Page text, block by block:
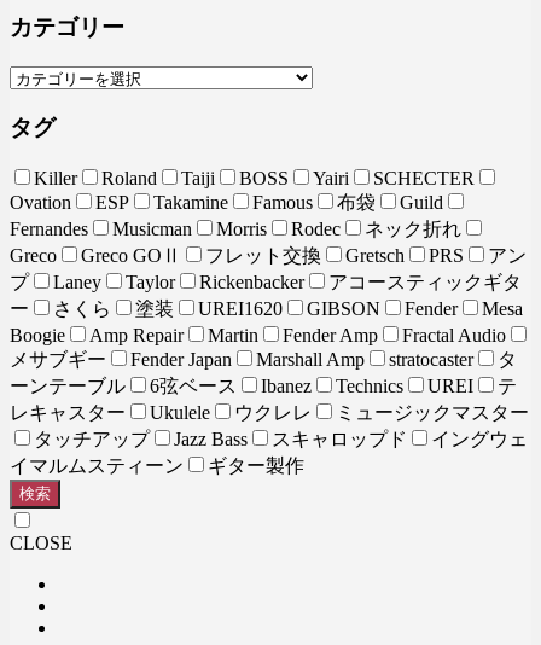
カテゴリー
タグ
Killer Roland Taiji BOSS Yairi
SCHECTER
Ovation
ESP Takamine Famous 布袋
Guild
Fernandes
Musicman Morris Rodec
ネック折れ
Greco
Greco GOⅡ フレット交換 Gretsch PRS
アン
プ
Laney Taylor Rickenbacker
アコースティックギタ
ー
さくら 塗装 UREI1620 GIBSON Fender
Mesa
Boogie
Amp Repair Martin Fender Amp
Fractal Audio
メサブギー
Fender Japan Marshall Amp stratocaster
タ
ーンテーブル
6弦ベース Ibanez Technics UREI
テ
レキャスター
Ukulele ウクレレ
ミュージックマスター
タッチアップ
Jazz Bass スキャロップド
イングウェ
イマルムスティーン
ギター製作
検索
CLOSE